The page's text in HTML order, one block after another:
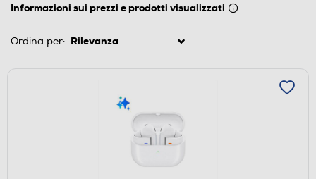
Informazioni sui prezzi e prodotti visualizzati
Ordina per: